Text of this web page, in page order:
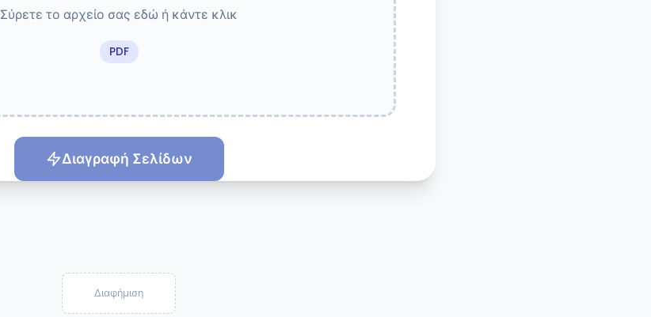
Σύρετε το αρχείο σας εδώ ή κάντε κλικ
PDF
Διαγραφή Σελίδων
Διαφήμιση